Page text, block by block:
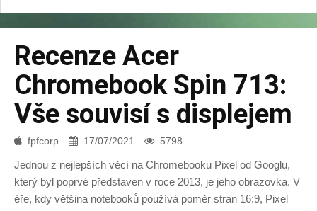
Recenze Acer
Chromebook Spin 713:
Vše souvisí s displejem
fpfcorp 17/07/2021 5798
Jednou z nejlepších věcí na Chromebooku Pixel od Googlu,
který byl poprvé představen v roce 2013, je jeho obrazovka. V
éře, kdy většina notebooků používá poměr stran 16:9, Pixel